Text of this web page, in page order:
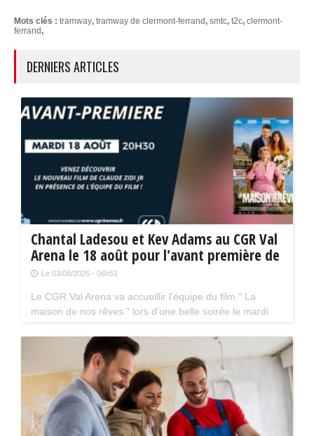
Mots clés : tramway, tramway de clermont-ferrand, smtc, t2c, clermont-
ferrand,
DERNIERS ARTICLES
Chantal Ladesou et Kev Adams au CGR Val
Arena le 18 août pour l'avant première de
" La maison de nos rêves "
Le 03/08/2026 - 06h51
Le CGR Val Arena va accueillir l'équipe du film " La
maison de nos rêves " lors d'une belle soirée le mardi
présence de Kev Adams et Chantal Ladesou.